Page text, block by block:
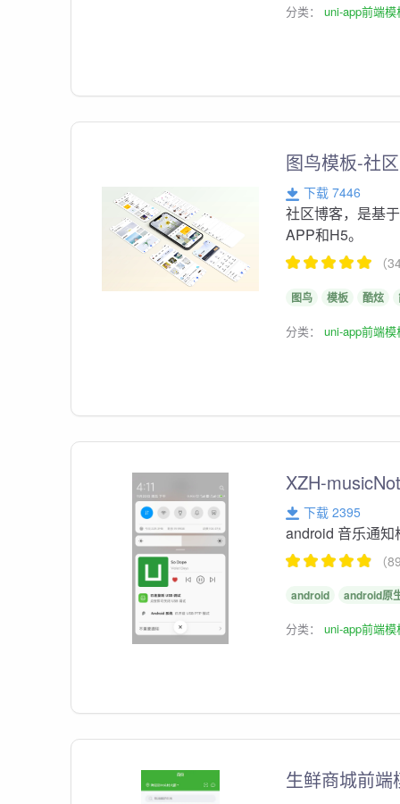
分类：uni-app前端模
图鸟模板-社区
下载 7446
社区博客，是基
APP和H5。
（
图鸟 模板 酷炫
分类：uni-app前端模
XZH-
下载 2395
android 音乐通
（
android android原
分类：uni-app前端模
生鲜商城前端